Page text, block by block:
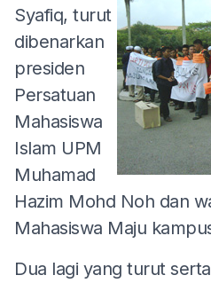
Syafiq, turut
dibenarkan
presiden
Persatuan
Mahasiswa
Islam UPM
Muhamad
Hazim Mohd Noh dan
Mahasiswa Maju
Dua lagi yang turut